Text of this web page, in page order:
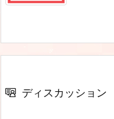
ディスカッション